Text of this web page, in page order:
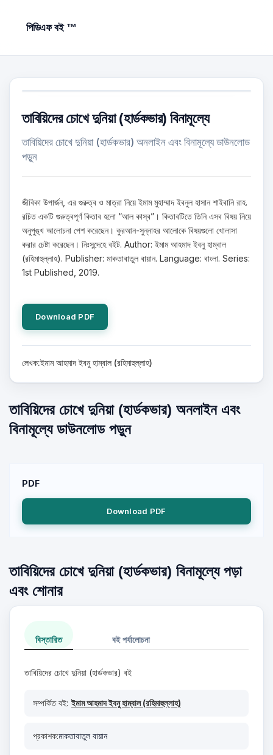
পিডিএফ বই ™
তাবিয়িদের চোখে দুনিয়া (হার্ডকভার) বিনামূল্যে
তাবিয়িদের চোখে দুনিয়া (হার্ডকভার) অনলাইন এবং বিনামূল্যে ডাউনলোড
পড়ুন
জীবিকা উপার্জন, এর গুরুত্ব ও মাত্রা নিয়ে ইমাম মুহাম্মাদ ইবনুল হাসান শাইবানি রাহ.
রচিত একটি গুরুত্বপূর্ণ কিতাব হলো “আল কাস্‌ব”। কিতাবটিতে তিনি এসব বিষয় নিয়ে
অনুপুঙ্খ আলোচনা পেশ করেছেন। কুরআন-সুন্নাহর আলোকে বিষয়গুলো খোলাসা
করার চেষ্টা করেছেন। নিঃসন্দেহে বইট. Author: ইমাম আহমাদ ইবনু হাম্বাল
(রহিমাহুল্লাহ). Publisher: মাকতাবাতুল বায়ান. Language: বাংলা. Series:
1st Published, 2019.
Download PDF
লেখক:ইমাম আহমাদ ইবনু হাম্বাল (রহিমাহুল্লাহ)
তাবিয়িদের চোখে দুনিয়া (হার্ডকভার) অনলাইন এবং
বিনামূল্যে ডাউনলোড পড়ুন
PDF
Download PDF
তাবিয়িদের চোখে দুনিয়া (হার্ডকভার) বিনামূল্যে পড়া
এবং শোনার
বিস্তারিত বই পর্যালোচনা
তাবিয়িদের চোখে দুনিয়া (হার্ডকভার) বই
সম্পর্কিত বই: ইমাম আহমাদ ইবনু হাম্বাল (রহিমাহুল্লাহ)
প্রকাশক:মাকতাবাতুল বায়ান